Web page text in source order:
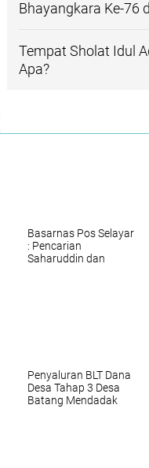
Bhayangkara Ke-76
Tempat Sholat Idul
Apa?
Basarnas Pos Selayar
: Pencarian
Saharuddin dan
Penyaluran BLT Dana
Desa Tahap 3 Desa
Batang Mendadak